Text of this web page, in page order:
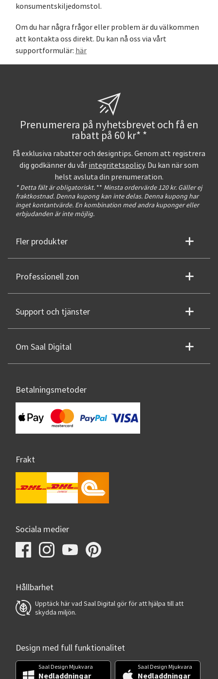
konsumentskiljedomstol.
Om du har några frågor eller problem är du välkommen
att kontakta oss direkt. Du kan nå oss via vårt
supportformulär: här
Prenumerera på nyhetsbrevet och få en
rabatt på 60 kr* *
Få exklusiva rabatter och designtips. Genom att registrera
dig godkänner du vår integritetspolicy. Du kan när som
helst avsluta din prenumeration.
* Detta fält är obligatoriskt. ** Minsta ordervärde 120 kr. Gäller ej
fraktkostnad. Denna kupong kan inte delas. Denna kupong har
inget kontantvärde. En kombination med andra kuponger eller
erbjudanden är inte möjlig.
Fler produkter
Professionell zon
Support och tjänster
Om Saal Digital
Betalningsmetoder
Frakt
Sociala medier
Hållbarhet
Upptäck här vad Saal Digital gör för att hjälpa till att
skydda miljön.
Design med full funktionalitet
Saal Design Mjukvara
Nedladdningar
Saal Design Mjukvara
Nedladdningar